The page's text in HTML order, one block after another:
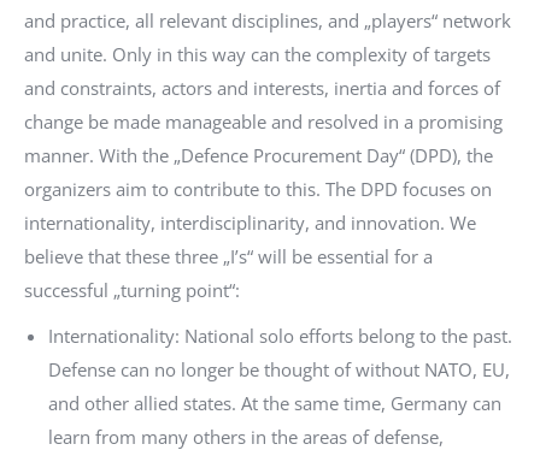
and practice, all relevant disciplines, and „players“ network
and unite. Only in this way can the complexity of targets
and constraints, actors and interests, inertia and forces of
change be made manageable and resolved in a promising
manner. With the „Defence Procurement Day“ (DPD), the
organizers aim to contribute to this. The DPD focuses on
internationality, interdisciplinarity, and innovation. We
believe that these three „I’s“ will be essential for a
successful „turning point“:
Internationality: National solo efforts belong to the past.
Defense can no longer be thought of without NATO, EU,
and other allied states. At the same time, Germany can
learn from many others in the areas of defense,